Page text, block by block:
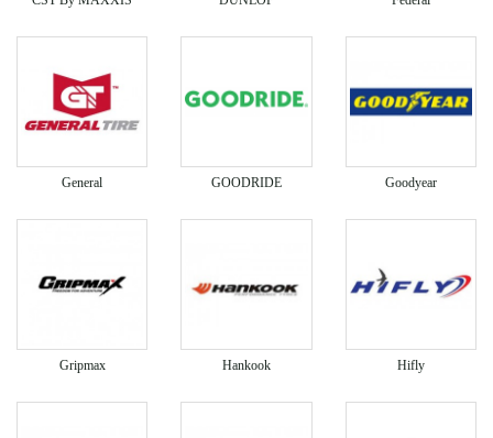
General GOODRIDE Goodyear
Gripmax Hankook Hifly